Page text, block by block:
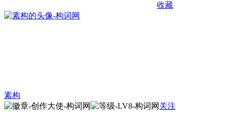
收藏
素构
关注